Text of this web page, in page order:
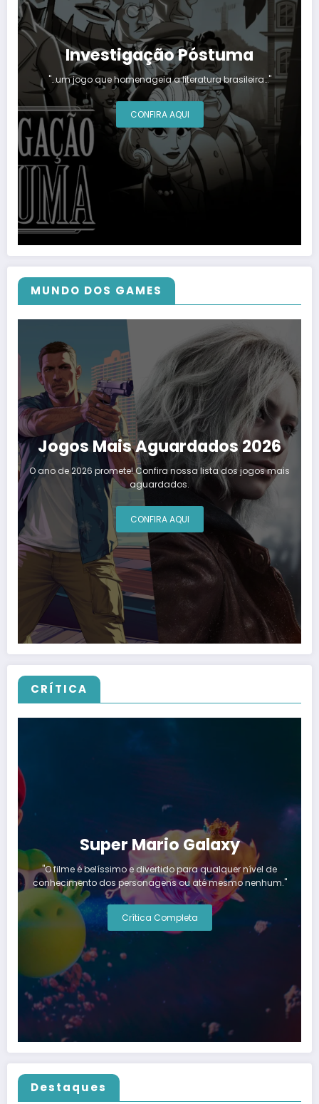
Investigação Póstuma
"…um jogo que homenageia a literatura brasileira…"
CONFIRA AQUI
MUNDO DOS GAMES
Jogos Mais Aguardados 2026
O ano de 2026 promete! Confira nossa lista dos jogos mais
aguardados.
CONFIRA AQUI
CRÍTICA
Super Mario Galaxy
"O filme é belíssimo e divertido para qualquer nível de
conhecimento dos personagens ou até mesmo nenhum."
Crítica Completa
Destaques